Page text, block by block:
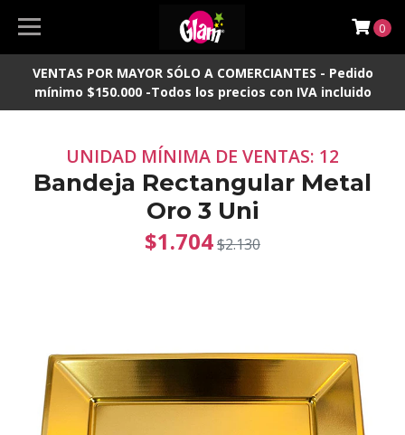
VENTAS POR MAYOR SÓLO A COMERCIANTES - Pedido
mínimo $150.000 -Todos los precios con IVA incluido
0
UNIDAD MÍNIMA DE VENTAS: 12
Bandeja Rectangular Metal
Oro 3 Uni
$1.704$2.130